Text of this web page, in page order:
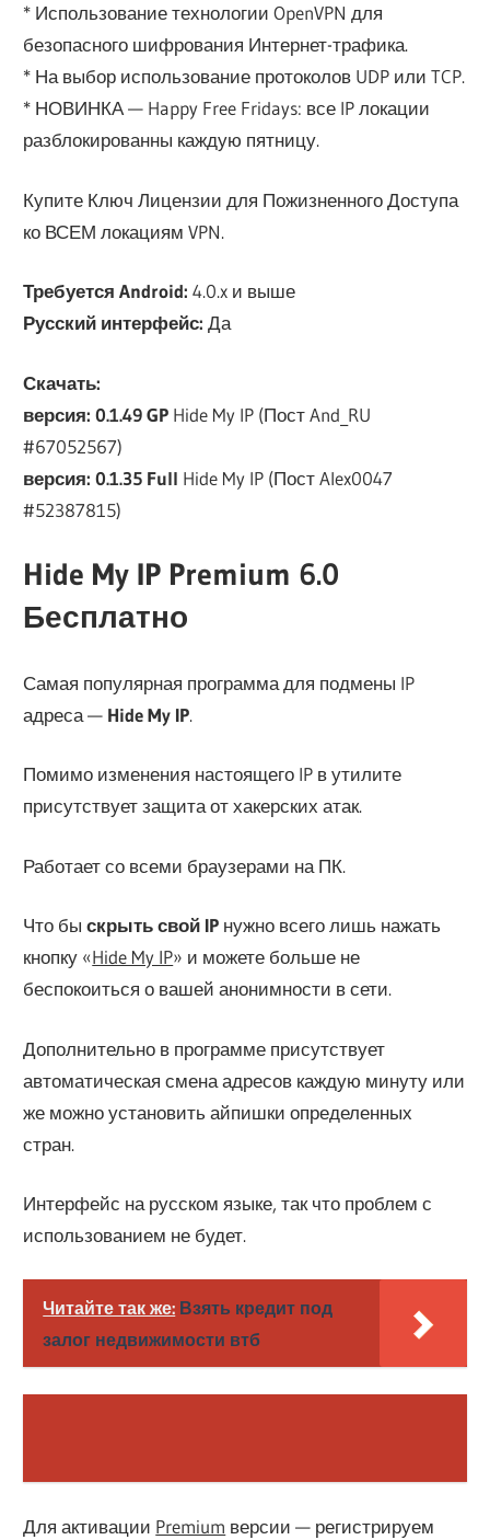
* Использование технологии OpenVPN для
безопасного шифрования Интернет-трафика.
* На выбор использование протоколов UDP или TCP.
* НОВИНКА — Happy Free Fridays: все IP локации
разблокированны каждую пятницу.
Купите Ключ Лицензии для Пожизненного Доступа
ко ВСЕМ локациям VPN.
Требуется Android: 4.0.x и выше
Русский интерфейс: Да
Скачать:
версия: 0.1.49 GP Hide My IP (Пост And_RU
#67052567)
версия: 0.1.35 Full Hide My IP (Пост Alex0047
#52387815)
Hide My IP Premium 6.0
Бесплатно
Самая популярная программа для подмены IP
адреса — Hide My IP.
Помимо изменения настоящего IP в утилите
присутствует защита от хакерских атак.
Работает со всеми браузерами на ПК.
Что быскрыть свой IP нужно всего лишь нажать
кнопку «Hide My IP» и можете больше не
беспокоиться о вашей анонимности в сети.
Дополнительно в программе присутствует
автоматическая смена адресов каждую минуту или
же можно установить айпишки определенных
стран.
Интерфейс на русском языке, так что проблем с
использованием не будет.
Читайте так же: Взять кредит под
залог недвижимости втб
Для активации Premium версии — регистрируем